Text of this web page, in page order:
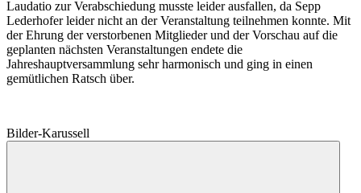
Laudatio zur Verabschiedung musste leider ausfallen, da Sepp
Lederhofer leider nicht an der Veranstaltung teilnehmen konnte. Mit
der Ehrung der verstorbenen Mitglieder und der Vorschau auf die
geplanten nächsten Veranstaltungen endete die
Jahreshauptversammlung sehr harmonisch und ging in einen
gemütlichen Ratsch über.
Bilder-Karussell